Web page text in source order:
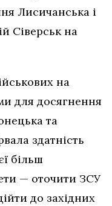
Лисичанська і
Сіверськ на
на
для досягнення
та
здатність
більш
— оточити ЗСУ
до західних